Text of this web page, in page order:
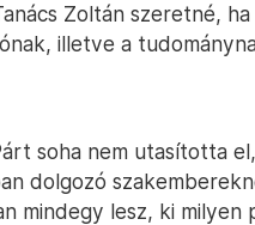
Zoltán szeretné, ha
illetve a
soha nem utasította
dolgozó
mindegy lesz, ki milyen